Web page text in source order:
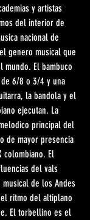
y artistas
del interior de
nacional de
genero musical que
mundo. El bambuco
6/8 o 3/4 y una
la bandola y el
ejecutan. La
principal del
de mayor presencia
colombiano. El
del vals
de los Andes
ritmo del altiplano
El torbellino es el